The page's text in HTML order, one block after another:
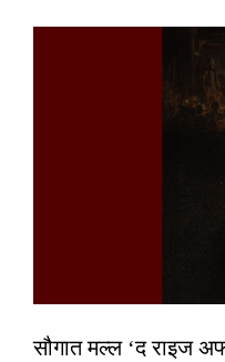
सौगात मल्ल ‘द राइज